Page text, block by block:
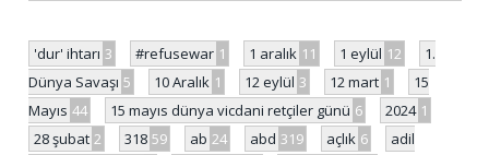
'dur' ihtarı 3 #refusewar 1 1 aralık 11 1 eylül 12
1.
Dünya Savaşı 5 10 Aralık 1 12 eylül 3 12 mart 1
15
Mayıs 44 15 mayıs dünya vicdani retçiler günü 6 2024 1
28 şubat 2 318 59 ab 24 abd 319 açlık 6
adil